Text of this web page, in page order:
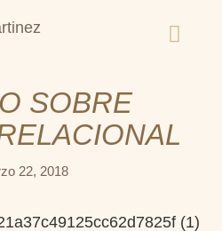
SOBRE
22, 2018